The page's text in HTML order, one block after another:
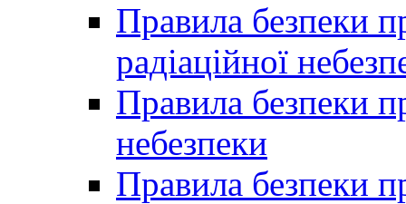
Правила безпеки
радіаційної
Правила безпеки
небезпеки
Правила безпеки